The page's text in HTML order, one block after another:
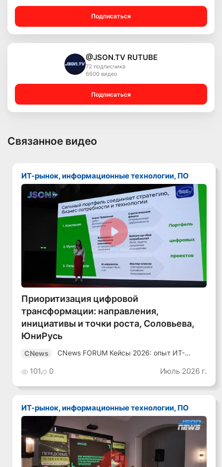
Подписаться
@JSON.TV RUTUBE
72 подписчика
6600 видео
Подписаться
Связанное видео
ИТ-рынок, информационные технологии, ПО
Смотреть видео
Приоритизация цифровой
трансформации: направления,
инициативы и точки роста, Соловьева,
ЮниРусь
CNews
CNews FORUM Кейсы 2026: опыт ИТ-
101 0 Июль 2026 г.
ИТ-рынок, информационные технологии, ПО